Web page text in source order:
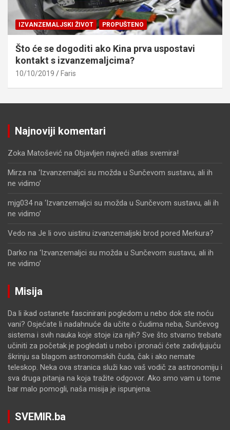
IZVANZEMALJSKI ŽIVOT PROPUŠTENO
Što će se dogoditi ako Kina prva uspostavi
kontakt s izvanzemaljcima?
10/10/2019 Faris
Najnoviji komentari
Zoka Matošević na Objavljen najveći atlas svemira!
Mirza na ‘Izvanzemaljci su možda u Sunčevom sustavu, ali ih
ne vidimo’
mjg034na ‘Izvanzemaljci su možda u Sunčevom sustavu, ali ih
ne vidimo’
Vedo na Je li ovo uistinu izvanzemaljski brod pored Merkura?
Darko na ‘Izvanzemaljci su možda u Sunčevom sustavu, ali ih
ne vidimo’
Misija
Da li ikad ostanete fascinirani pogledom u nebo dok ste noću
vani? Osjećate li nadahnuće da učite o čudima neba, Sunčevog
sistema i svih nauka koje stoje iza njih? Sve što stvarno trebate
učiniti za početak je pogledati u nebo i pronaći ćete zadivljujuću
škrinju sa blagom astronomskih čuda, čak i ako nemate
teleskop. Neka ova stranica služi kao vaš vodič za astronomiju i
sva druga pitanja na koja tražite odgovor. Ako smo vam u tome
bar malo pomogli, naša misija je ispunjena.
SVEMIR.ba